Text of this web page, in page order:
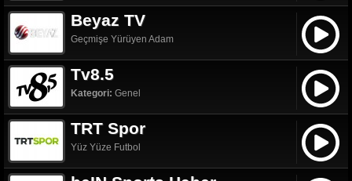
Beyaz TV
Geçmişe Yürüyen Adam
Tv8.5
Kategori: Genel
TRT Spor
Yüz Yüze Futbol